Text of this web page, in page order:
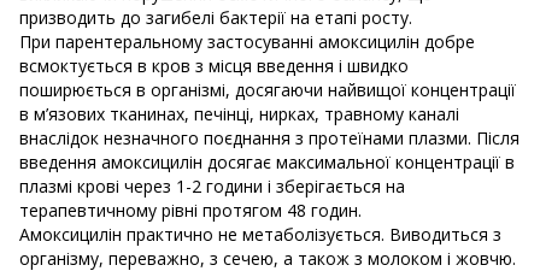
призводить до загибелі бактерії на етапі росту.
При парентеральному застосуванні амоксицилін добре
всмоктується в кров з місця введення і швидко
поширюється в організмі, досягаючи найвищої концентрації
в м’язових тканинах, печінці, нирках, травному каналі
внаслідок незначного поєднання з протеїнами плазми. Після
введення амоксицилін досягає максимальної концентрації в
плазмі крові через 1-2 години і зберігається на
терапевтичному рівні протягом 48 годин.
Амоксицилін практично не метаболізується. Виводиться з
організму, переважно, з сечею, а також з молоком і жовчю.